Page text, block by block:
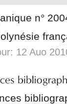
n°
12 Auo